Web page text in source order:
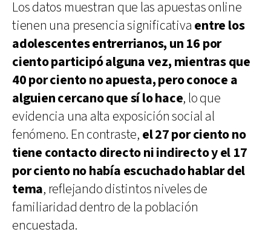
Los datos muestran que las apuestas online
tienen una presencia significativa entre los
adolescentes entrerrianos, un 16 por
ciento participó alguna vez, mientras que
40 por ciento no apuesta, pero conoce a
alguien cercano que sí lo hace, lo que
evidencia una alta exposición social al
fenómeno. En contraste, el 27 por ciento no
tiene contacto directo ni indirecto y el 17
por ciento no había escuchado hablar del
tema, reflejando distintos niveles de
familiaridad dentro de la población
encuestada.